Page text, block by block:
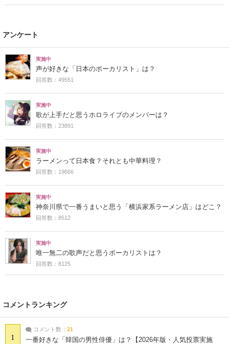
アンケート
実施中
声が好きな「日本のボーカリスト」は？
回答数：49551
実施中
歌が上手だと思うホロライブのメンバーは？
回答数：23891
実施中
ラーメンって日本食？それとも中華料理？
回答数：19666
実施中
神奈川県で一番うまいと思う「横浜家系ラーメン店」はどこ？
回答数：8512
実施中
唯一無二の歌声だと思うボーカリストは？
回答数：8125
コメントランキング
1
コメント数： 21
一番好きな「韓国の男性俳優」は？【2026年版・人気投票実施